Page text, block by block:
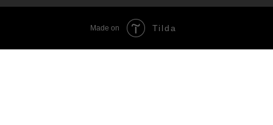
Made on Tilda